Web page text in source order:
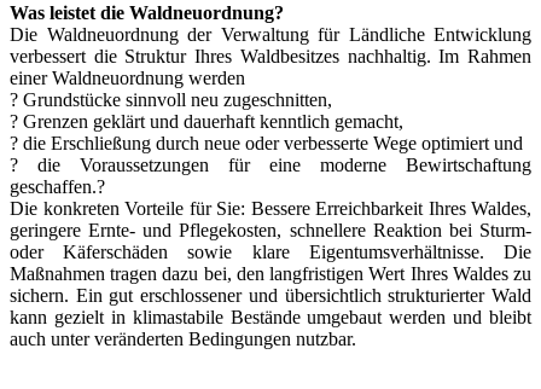
Was leistet die Waldneuordnung?
Die Waldneuordnung der Verwaltung für Ländliche Entwicklung
verbessert die Struktur Ihres Waldbesitzes nachhaltig. Im Rahmen
einer Waldneuordnung werden
? Grundstücke sinnvoll neu zugeschnitten,
? Grenzen geklärt und dauerhaft kenntlich gemacht,
? die Erschließung durch neue oder verbesserte Wege optimiert und
? die Voraussetzungen für eine moderne Bewirtschaftung
geschaffen.?
Die konkreten Vorteile für Sie: Bessere Erreichbarkeit Ihres Waldes,
geringere Ernte- und Pflegekosten, schnellere Reaktion bei Sturm-
oder Käferschäden sowie klare Eigentumsverhältnisse. Die
Maßnahmen tragen dazu bei, den langfristigen Wert Ihres Waldes zu
sichern. Ein gut erschlossener und übersichtlich strukturierter Wald
kann gezielt in klimastabile Bestände umgebaut werden und bleibt
auch unter veränderten Bedingungen nutzbar.